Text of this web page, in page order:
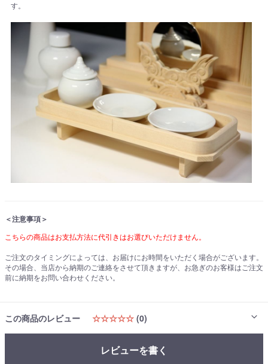
す。
＜注意事項＞
こちらの商品はお支払方法に代引きはお選びいただけません。
ご注文のタイミングによっては、お届けにお時間をいただく場合がございます。
その場合、当店から納期のご連絡をさせて頂きますが、お急ぎのお客様はご注文
前に納期をお問い合わせください。
この商品のレビュー ☆☆☆☆☆ (0)
レビューを書く